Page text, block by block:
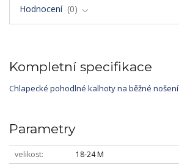
Hodnocení
0
Kompletní specifikace
Chlapecké pohodlné kalhoty na běžné nošení
Parametry
velikost 18-24 M